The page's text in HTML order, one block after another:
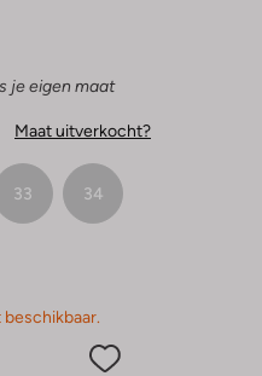
je eigen maat
Maat uitverkocht?
33 34